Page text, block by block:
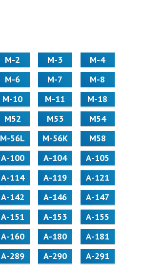
М-2 М-3
М-4
М-6 М-7
М-8
М-10 М-11
М-18
М52 М53
М54
M-56L M-56K
М58
А-100 А-104
А-105
А-114 А-119
А-121
А-142 А-146
А-147
А-151 А-153
А-155
А-160 А-180
А-181
А-289 А-290
А-291